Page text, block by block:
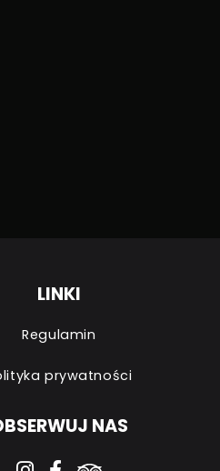
LINKI
Regulamin
prywatności
NAS